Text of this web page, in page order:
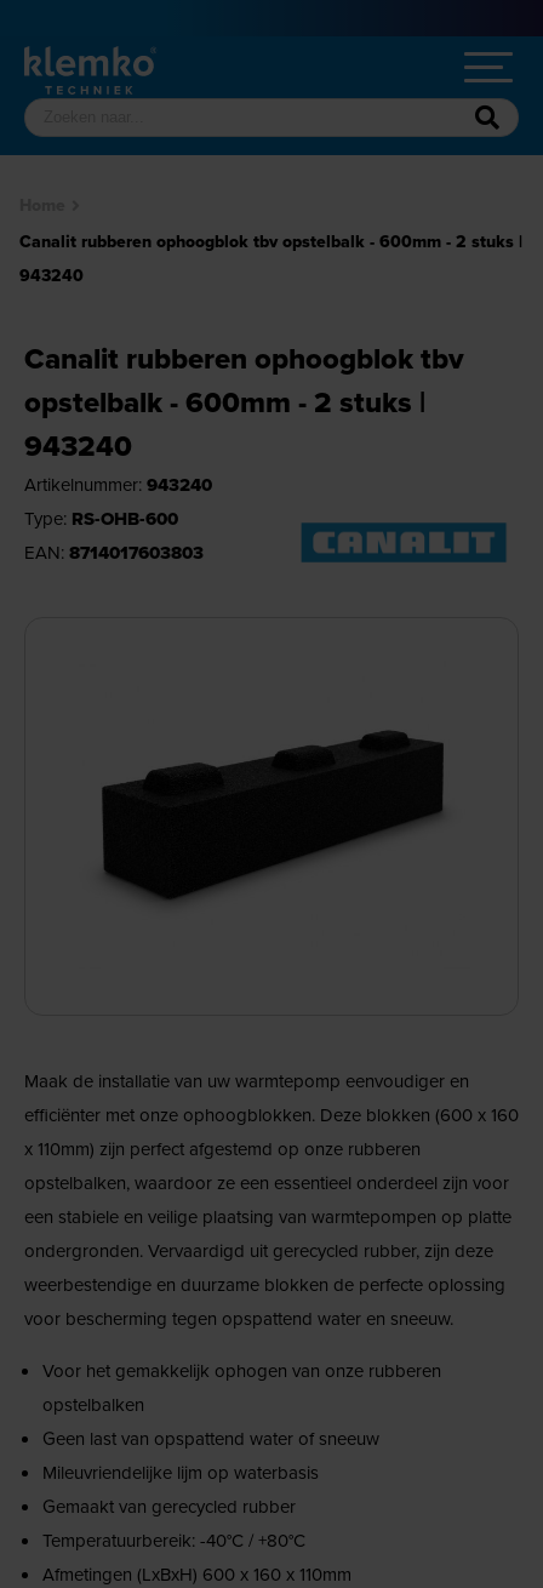
Canalit rubberen ophoogblok tbv opstelbalk - 600mm - 2 stuks |
943240
Canalit rubberen ophoogblok tbv
opstelbalk - 600mm - 2 stuks |
943240
Artikelnummer: 943240
Type: RS-OHB-600
EAN: 8714017603803
Maak de installatie van uw warmtepomp eenvoudiger en
efficiënter met onze ophoogblokken. Deze blokken (600 x 160
x 110mm) zijn perfect afgestemd op onze rubberen
opstelbalken, waardoor ze een essentieel onderdeel zijn voor
een stabiele en veilige plaatsing van warmtepompen op platte
ondergronden. Vervaardigd uit gerecycled rubber, zijn deze
weerbestendige en duurzame blokken de perfecte oplossing
voor bescherming tegen opspattend water en sneeuw.
Voor het gemakkelijk ophogen van onze rubberen
opstelbalken
Geen last van opspattend water of sneeuw
Mileuvriendelijke lijm op waterbasis
Gemaakt van gerecycled rubber
Temperatuurbereik: -40°C / +80°C
Afmetingen (LxBxH) 600 x 160 x 110mm